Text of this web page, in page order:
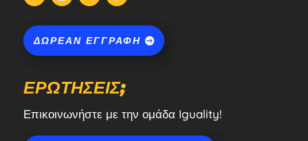
ΔΩΡΕΆΝ ΕΓΓΡΑΦΉ
ΕΡΩΤΉΣΕΙΣ;
Επικοινωνήστε με την ομάδα Iguality!